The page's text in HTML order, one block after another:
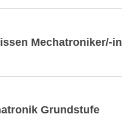
Mechatroniker/-in
Grundstufe